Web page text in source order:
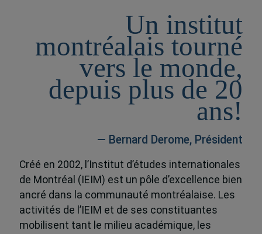
Un institut
montréalais tourné
vers le monde,
depuis plus de 20
ans!
— Bernard Derome, Président
Créé en 2002, l’Institut d’études internationales
de Montréal (IEIM) est un pôle d’excellence bien
ancré dans la communauté montréalaise. Les
activités de l’IEIM et de ses constituantes
mobilisent tant le milieu académique, les